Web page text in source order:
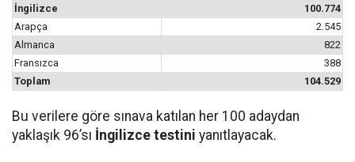
İngilizce
100.774
Arapça
2.545
Almanca
822
Fransızca
388
Toplam
104.529
Bu verilere göre sınava katılan her 100 adaydan
yaklaşık 96’sı İngilizce testini yanıtlayacak.